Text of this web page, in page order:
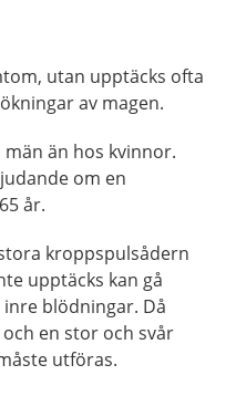
utan upptäcks ofta
av magen.
än hos kvinnor.
om en
år.
kroppspulsådern
upptäcks kan gå
blödningar. Då
en stor och svår
utföras.